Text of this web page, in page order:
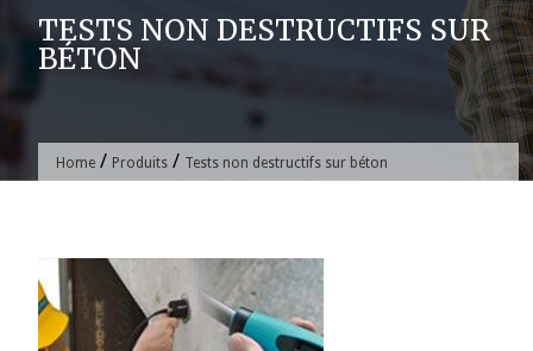
TESTS NON DESTRUCTIFS SUR
BÉTON
Home / Produits / Tests non destructifs sur béton